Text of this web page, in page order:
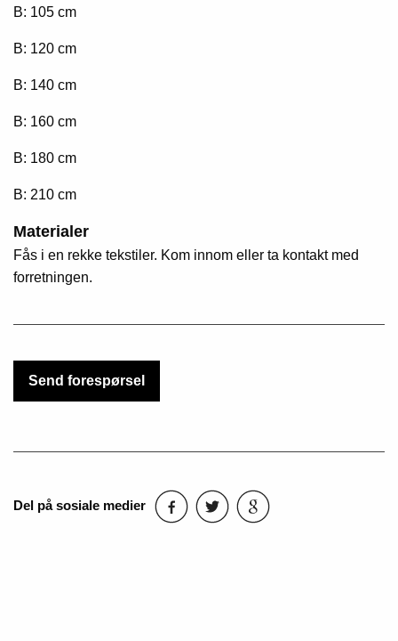
B: 105 cm
B: 120 cm
B: 140 cm
B: 160 cm
B: 180 cm
B: 210 cm
Materialer
Fås i en rekke tekstiler. Kom innom eller ta kontakt med
forretningen.
Send forespørsel
Del på sosiale medier